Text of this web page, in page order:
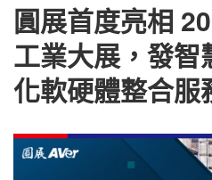
圓展首度亮相
工業大展，發
化軟硬體整合服